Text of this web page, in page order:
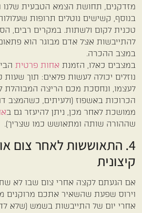
מזדקנים, תחושת הצמא הטבעית שלנו
בנוסף, קשישים נוטלים תרופות
טכנית לקום ולשתות. במקרים רבים,
להתייבשות אצל אדם מבוגר הוא
במצב ההכרה.
במצבים כאלו, הזמנת אחות פרטית
נוזלים יכולה לעשות פלאים: תוך שעות
לעצמו, ונחסכת מכם הריצה המבוהלת
הכרוכות באשפוז (ולעיתים, כשהמצב
ממושכת לאחר מכן, ניתן להיעזר גם ב
שההורה שותה ומתאושש כמו שצריך).
4. התאוששות לאחר צום
קיצונית
אם הגעתם לקצה אחרי צום שבו לא
וירוס שפעת שהשאיר אתכם מרוקנים
אחרי יום של התייבשות בשמש (שלא